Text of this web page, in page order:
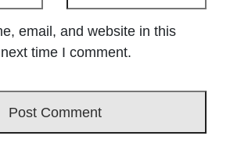
email, and website in this
time I comment.